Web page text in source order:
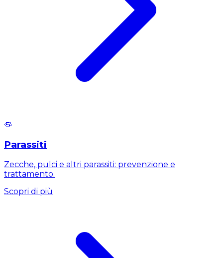
🦠
Parassiti
Zecche, pulci e altri parassiti: prevenzione e
trattamento.
Scopri di più